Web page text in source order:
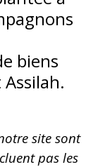
biens
site sont
pas les